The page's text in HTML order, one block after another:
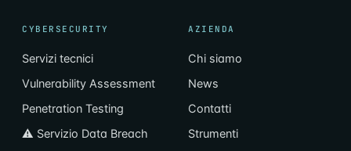
CYBERSECURITY
Servizi tecnici
Vulnerability Assessment
Penetration Testing
⚠ Servizio Data Breach
AZIENDA
Chi siamo
News
Contatti
Strumenti